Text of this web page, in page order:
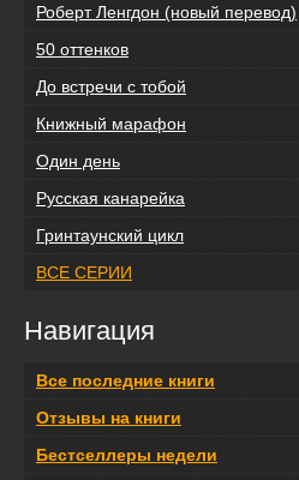
Роберт Ленгдон (новый перевод)
50 оттенков
До встречи с тобой
Книжный марафон
Один день
Русская канарейка
Гринтаунский цикл
ВСЕ СЕРИИ
Навигация
Все последние книги
Отзывы на книги
Бестселлеры недели